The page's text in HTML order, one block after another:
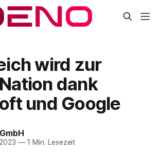
wird zur
dank
und Google
—1 Min. Lesezeit